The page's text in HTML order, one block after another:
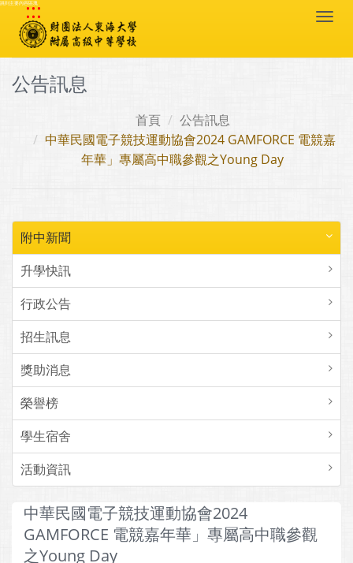
跳到主要內容區塊
:::
公告訊息
首頁
公告訊息
中華民國電子競技運動協會2024 GAMFORCE 電競嘉
年華」專屬高中職參觀之Young Day
附中新聞
升學快訊
行政公告
招生訊息
獎助消息
榮譽榜
學生宿舍
活動資訊
中華民國電子競技運動協會2024
GAMFORCE 電競嘉年華」專屬高中職參觀
之Young Day